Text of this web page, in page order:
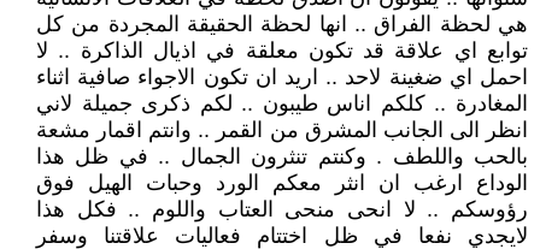
هي لحظة الفراق .. انها لحظة الحقيقة المجردة من كل
توابع اي علاقة قد تكون معلقة في اذيال الذاكرة .. لا
احمل اي ضغينة لاحد .. اريد ان تكون الاجواء صافية اثناء
المغادرة .. كلكم اناس طيبون .. لكم ذكرى جميلة لاني
انظر الى الجانب المشرق من القمر .. وانتم اقمار مشعة
بالحب واللطف . وكنتم تنثرون الجمال .. في ظل هذا
الوداع ارغب ان انثر معكم الورد وحبات الهيل فوق
رؤوسكم .. لا انحى منحى العتاب واللوم .. فكل هذا
لايجدي نفعا في ظل اختتام فعاليات علاقتنا وسفر